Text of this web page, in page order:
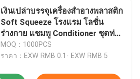
เงินเปล่าบรรจุเครื่องสําอางพลาสติก
Soft Squeeze โรงแรม โลชั่น
ร่างกาย แชมพู Conditioner ชุดท่อ
ล้างร่างกาย
MOQ：1000PCS
ราคา：EXW RMB 0.1- EXW RMB 5